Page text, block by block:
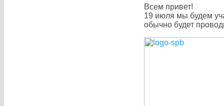
Всем привет!
19 июля мы будем
обычно будет